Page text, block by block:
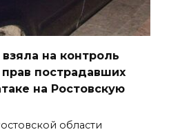
на контроль
пострадавших
на Ростовскую
области